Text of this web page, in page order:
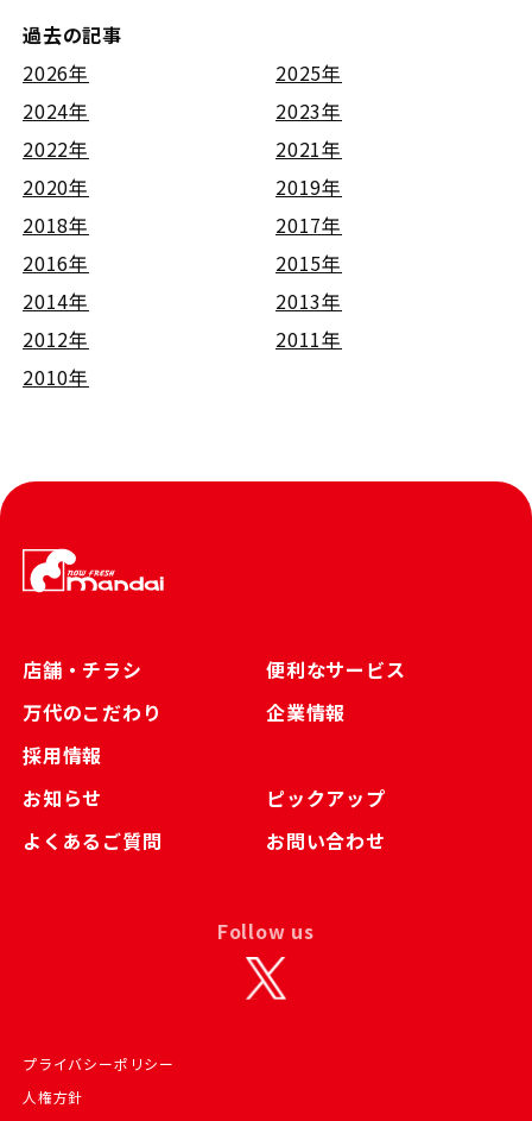
過去の記事
2026年
2025年
2024年
2023年
2022年
2021年
2020年
2019年
2018年
2017年
2016年
2015年
2014年
2013年
2012年
2011年
2010年
店舗・チラシ
便利なサービス
万代のこだわり
企業情報
採用情報
お知らせ
ピックアップ
よくあるご質問
お問い合わせ
プライバシーポリシー
人権方針
Follow us